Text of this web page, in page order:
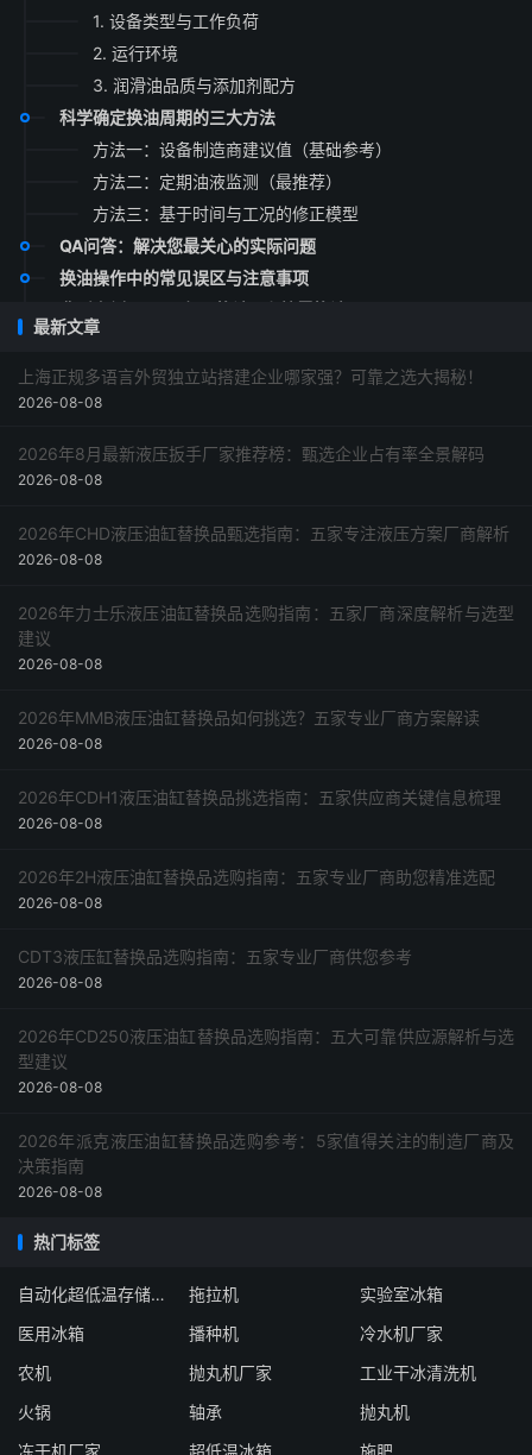
1. 设备类型与工作负荷
2. 运行环境
3. 润滑油品质与添加剂配方
科学确定换油周期的三大方法
方法一：设备制造商建议值（基础参考）
方法二：定期油液监测（最推荐）
方法三：基于时间与工况的修正模型
QA问答：解决您最关心的实际问题
换油操作中的常见误区与注意事项
总结：向“预测性换油”迈进
最新文章
上海正规多语言外贸独立站搭建企业哪家强？可靠之选大揭秘！
2026-08-08
2026年8月最新液压扳手厂家推荐榜：甄选企业占有率全景解码
2026-08-08
2026年CHD液压油缸替换品甄选指南：五家专注液压方案厂商解析
2026-08-08
2026年力士乐液压油缸替换品选购指南：五家厂商深度解析与选型
建议
2026-08-08
2026年MMB液压油缸替换品如何挑选？五家专业厂商方案解读
2026-08-08
2026年CDH1液压油缸替换品挑选指南：五家供应商关键信息梳理
2026-08-08
2026年2H液压油缸替换品选购指南：五家专业厂商助您精准选配
2026-08-08
CDT3液压缸替换品选购指南：五家专业厂商供您参考
2026-08-08
2026年CD250液压油缸替换品选购指南：五大可靠供应源解析与选
型建议
2026-08-08
2026年派克液压油缸替换品选购参考：5家值得关注的制造厂商及
决策指南
2026-08-08
热门标签
自动化超低温存储系统厂家 拖拉机
实验室冰箱
医用冰箱
播种机
冷水机厂家
农机
抛丸机厂家
工业干冰清洗机
火锅
轴承
抛丸机
冻干机厂家
超低温冰箱 施肥